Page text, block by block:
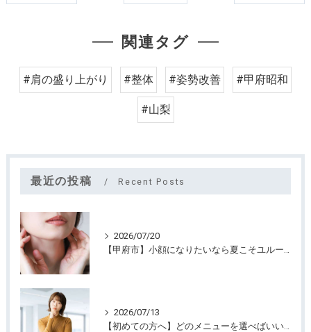
関連タグ
#肩の盛り上がり #整体 #姿勢改善 #甲府昭和
#山梨
最近の投稿 Recent Posts
2026/07/20
2026/07/13
【初めての方へ】どのメニューを選べばいいのか迷っていませんか？